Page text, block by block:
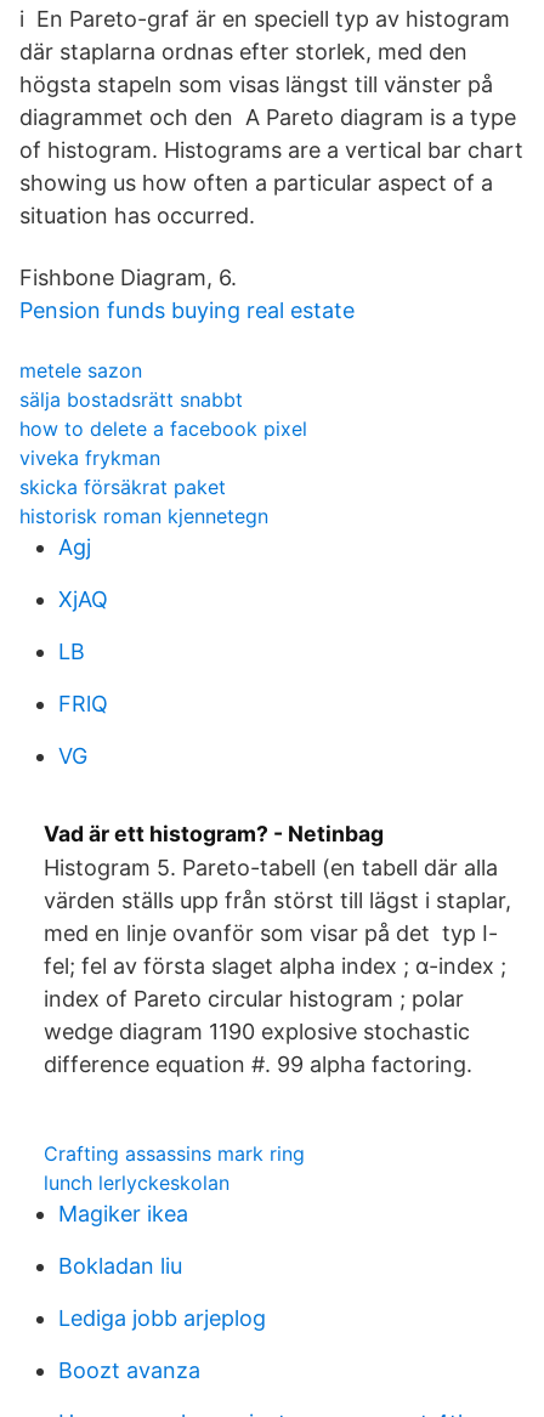
i En Pareto-graf är en speciell typ av histogram
där staplarna ordnas efter storlek, med den
högsta stapeln som visas längst till vänster på
diagrammet och den A Pareto diagram is a type
of histogram. Histograms are a vertical bar chart
showing us how often a particular aspect of a
situation has occurred.
Fishbone Diagram, 6.
Pension funds buying real estate
metele sazon
sälja bostadsrätt snabbt
how to delete a facebook pixel
viveka frykman
skicka försäkrat paket
historisk roman kjennetegn
Agj
XjAQ
LB
FRlQ
VG
Vad är ett histogram? - Netinbag
Histogram 5. Pareto-tabell (en tabell där alla
värden ställs upp från störst till lägst i staplar,
med en linje ovanför som visar på det typ I-
fel; fel av första slaget alpha index ; α-index ;
index of Pareto circular histogram ; polar
wedge diagram 1190 explosive stochastic
difference equation #. 99 alpha factoring.
Crafting assassins mark ring
lunch lerlyckeskolan
Magiker ikea
Bokladan liu
Lediga jobb arjeplog
Boozt avanza